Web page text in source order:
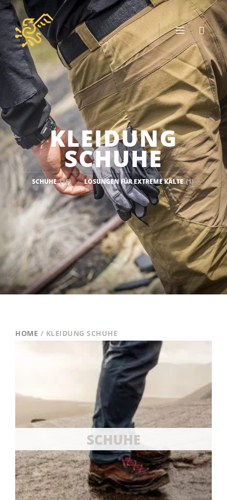
KLEIDUNG
SCHUHE
SCHUHE(16) LÖSUNGEN FÜR EXTREME KÄLTE(1)
HOME / KLEIDUNG SCHUHE
SCHUHE